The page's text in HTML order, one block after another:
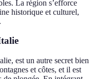
La région s’efforce
historique et culturel,
est un autre secret bien
et côtes, et il est